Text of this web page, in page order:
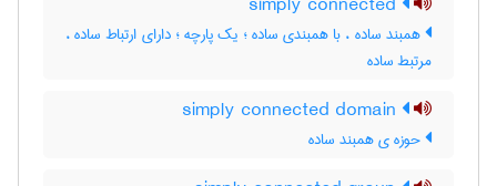
همبند ساده ، با همبندی ساده ؛ یک پارچه ؛ دارای ارتباط ساده ،
مرتبط ساده
حوزه ی همبند ساده